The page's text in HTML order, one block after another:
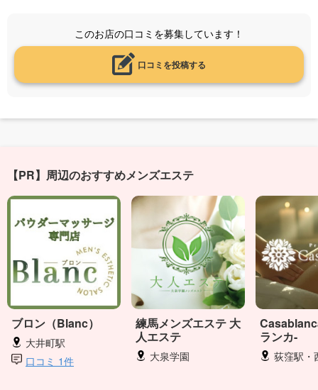
このお店の口コミを募集しています！
口コミを投稿する
【PR】周辺のおすすめメンズエステ
ブロン（Blanc）
大井町駅
口コミ 1件
練馬メンズエステ 大
人エステ
大泉学園
ランカ-
荻窪駅・